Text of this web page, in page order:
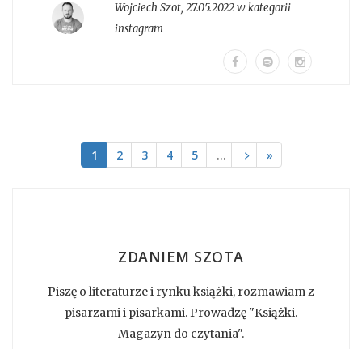
Wojciech Szot, 27.05.2022 w kategorii
instagram
1 2 3 4 5 … ﹥ »
ZDANIEM SZOTA
Piszę o literaturze i rynku książki, rozmawiam z
pisarzami i pisarkami. Prowadzę "Książki.
Magazyn do czytania".